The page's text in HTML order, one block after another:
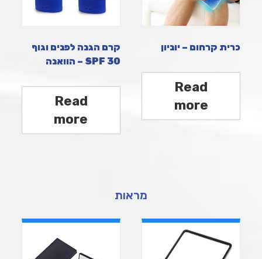
כרית קרחום – יוניון
Read
more
קרם הגנה לפנים וגוף
SPF 30 – הוואנה
Read
more
מראות